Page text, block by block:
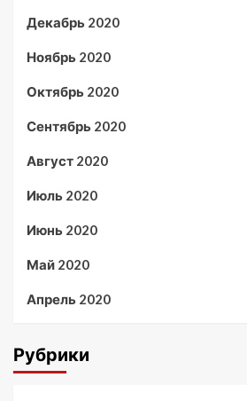
Декабрь 2020
Ноябрь 2020
Октябрь 2020
Сентябрь 2020
Август 2020
Июль 2020
Июнь 2020
Май 2020
Апрель 2020
Рубрики